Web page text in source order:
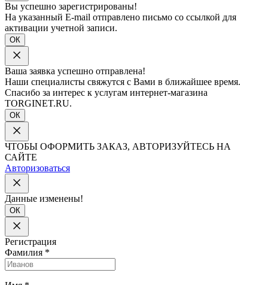
Вы успешно зарегистрированы!
На указанный E-mail отправлено письмо со ссылкой для
активации учетной записи.
ОК
Ваша заявка успешно отправлена!
Наши специалисты свяжутся с Вами в ближайшее время.
Спасибо за интерес к услугам интернет-магазина
TORGINET.RU.
ОК
ЧТОБЫ ОФОРМИТЬ ЗАКАЗ, АВТОРИЗУЙТЕСЬ НА
САЙТЕ
Авторизоваться
Данные изменены!
ОК
Регистрация
Фамилия *